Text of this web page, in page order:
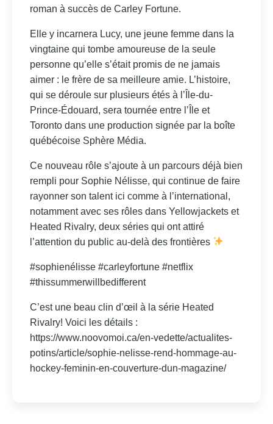
roman à succès de Carley Fortune.
Elle y incarnera Lucy, une jeune femme dans la
vingtaine qui tombe amoureuse de la seule
personne qu’elle s’était promis de ne jamais
aimer : le frère de sa meilleure amie. L’histoire,
qui se déroule sur plusieurs étés à l’Île-du-
Prince-Édouard, sera tournée entre l’Île et
Toronto dans une production signée par la boîte
québécoise Sphère Média.
Ce nouveau rôle s’ajoute à un parcours déjà bien
rempli pour Sophie Nélisse, qui continue de faire
rayonner son talent ici comme à l’international,
notamment avec ses rôles dans Yellowjackets et
Heated Rivalry, deux séries qui ont attiré
l’attention du public au-delà des frontières
#sophienélisse #carleyfortune #netflix
#thissummerwillbedifferent
C’est une beau clin d’œil à la série Heated
Rivalry! Voici les détails :
https://www.noovomoi.ca/en-vedette/actualites-
potins/article/sophie-nelisse-rend-hommage-au-
hockey-feminin-en-couverture-dun-magazine/